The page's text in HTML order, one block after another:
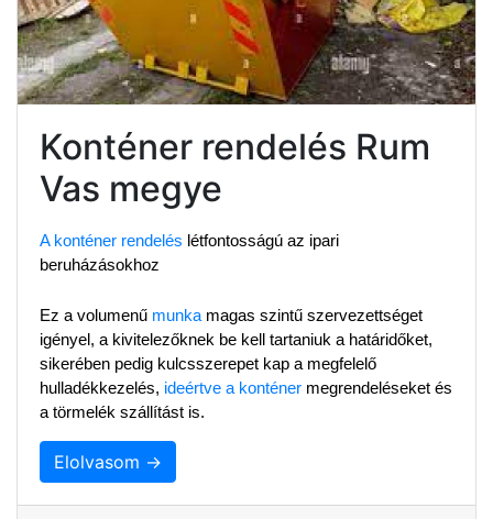
Konténer rendelés Rum
Vas megye
A konténer rendelés létfontosságú az ipari
beruházásokhoz
Ez a volumenű munka magas szintű szervezettséget
igényel, a kivitelezőknek be kell tartaniuk a határidőket,
sikerében pedig kulcsszerepet kap a megfelelő
hulladékkezelés, ideértve a konténer megrendeléseket és
a törmelék szállítást is.
Elolvasom →